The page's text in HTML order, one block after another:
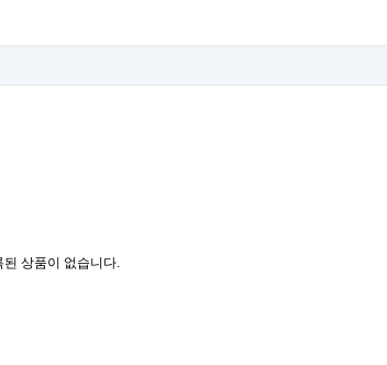
된 상품이 없습니다.